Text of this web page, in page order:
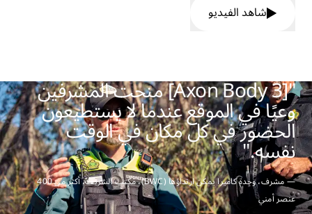
شاهد الفيديو
"[Axon Body 3] منحت المشرفين
وعيًا في الموقع عندما لا يستطيعون
الحضور في كل مكان في الوقت
نفسه."
—
مشرف، وحدة كاميرا يمكن ارتداؤها (BWC)، مكتب الشريف، أكثر من 400
عنصر أمني